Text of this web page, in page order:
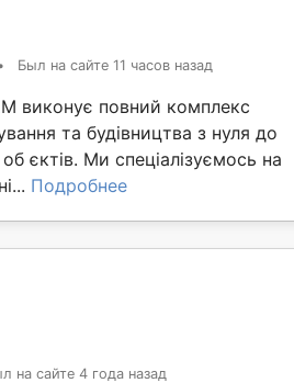
Был на сайте 11 часов назад
виконує повний комплекс
та будівництва з нуля до
єктів. Ми спеціалізуємось на
Подробнее
на сайте 4 года назад